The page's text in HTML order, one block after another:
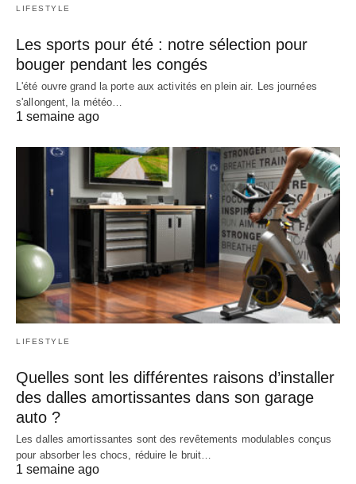
LIFESTYLE
Les sports pour été : notre sélection pour
bouger pendant les congés
L'été ouvre grand la porte aux activités en plein air. Les journées
s'allongent, la météo…
1 semaine ago
LIFESTYLE
Quelles sont les différentes raisons d’installer
des dalles amortissantes dans son garage
auto ?
Les dalles amortissantes sont des revêtements modulables conçus
pour absorber les chocs, réduire le bruit…
1 semaine ago